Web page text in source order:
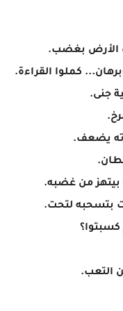
الأرض بغضب.
كملوا القراءة.
جنى.
يضعف.
بيتهز من غضبه.
بتسحبه لتحت.
التعب.